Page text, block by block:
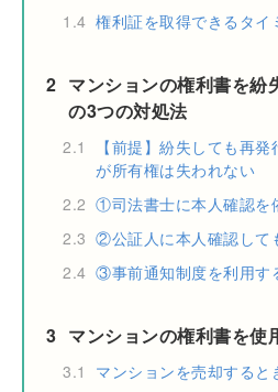
1.4 権利証を取得できるタイ
2 マンションの権利書を紛
の3つの対処法
2.1
【前提】紛失しても再
が所有権は失われない
2.2 ①司法書士に本人確認を
2.3 ②公証人に本人確認して
2.4 ③事前通知制度を利用す
3 マンションの権利書を使
3.1
マンションを売却すると